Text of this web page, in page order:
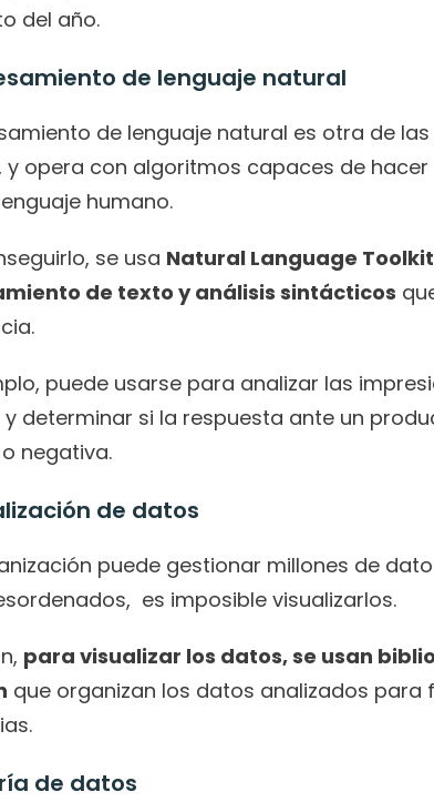
del año.
de lenguaje natural
de lenguaje natural es otra de
y opera con algoritmos capaces de
humano.
se usa Natural Language
de texto y análisis sintácticos
puede usarse para analizar las
y determinar si la respuesta ante un
negativa.
de datos
puede gestionar millones de
es imposible visualizarlos.
para visualizar los datos, se usan
que organizan los datos analizados para
de datos